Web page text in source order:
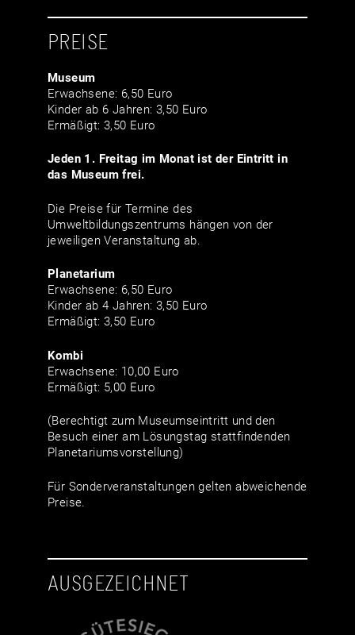
PREISE
Museum
Erwachsene: 6,50 Euro
Kinder ab 6 Jahren: 3,50 Euro
Ermäßigt: 3,50 Euro
Jeden 1. Freitag im Monat ist der Eintritt in
das Museum frei.
Die Preise für Termine des
Umweltbildungszentrums hängen von der
jeweiligen Veranstaltung ab.
Planetarium
Erwachsene: 6,50 Euro
Kinder ab 4 Jahren: 3,50 Euro
Ermäßigt: 3,50 Euro
Kombi
Erwachsene: 10,00 Euro
Ermäßigt: 5,00 Euro
(Berechtigt zum Museumseintritt und den
Besuch einer am Lösungstag stattfindenden
Planetariumsvorstellung)
Für Sonderveranstaltungen gelten abweichende
Preise.
AUSGEZEICHNET